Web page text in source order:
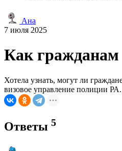
Ана
7 июля 2025
Как гражданам
Хотела узнать, могут ли
визовое управление полиции
Ответы 5